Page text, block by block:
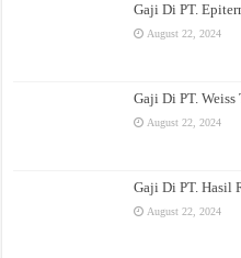
Gaji Di PT.
August 22, 2024
Gaji Di PT. Weiss
August 22, 2024
Gaji Di PT. Hasil
August 22, 2024